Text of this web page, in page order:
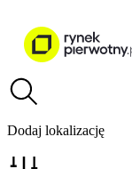
Dodaj lokalizację